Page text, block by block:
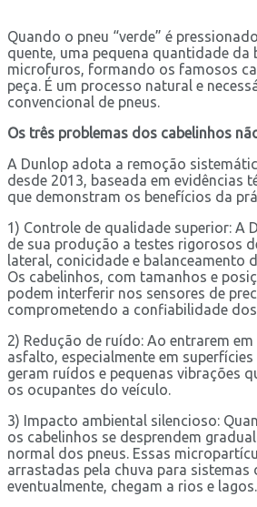
Quando o pneu “verde” é
quente, uma pequena quantidade da
microfuros, formando os famosos
peça. É um processo natural e
convencional de pneus.
Os três problemas dos cabelinhos
A Dunlop adota a remoção
desde 2013, baseada em evidências
que demonstram os benefícios da
1) Controle de qualidade superior: A
de sua produção a testes rigorosos
lateral, conicidade e balanceamento
Os cabelinhos, com tamanhos e
podem interferir nos sensores de
comprometendo a confiabilidade
2) Redução de ruído: Ao entrarem
asfalto, especialmente em
geram ruídos e pequenas vibrações
os ocupantes do veículo.
3) Impacto ambiental silencioso:
os cabelinhos se desprendem
normal dos pneus. Essas
arrastadas pela chuva para sistemas
eventualmente, chegam a rios e lagos.